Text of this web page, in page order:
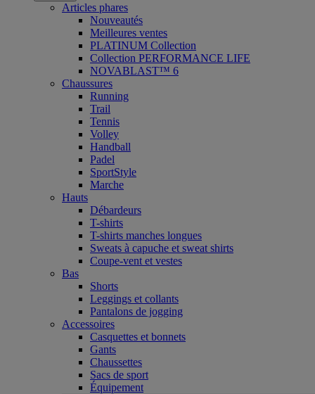
Articles phares
Nouveautés
Meilleures ventes
PLATINUM Collection
Collection PERFORMANCE LIFE
NOVABLAST™ 6
Chaussures
Running
Trail
Tennis
Volley
Handball
Padel
SportStyle
Marche
Hauts
Débardeurs
T-shirts
T-shirts manches longues
Sweats à capuche et sweat shirts
Coupe-vent et vestes
Bas
Shorts
Leggings et collants
Pantalons de jogging
Accessoires
Casquettes et bonnets
Gants
Chaussettes
Sacs de sport
Équipement